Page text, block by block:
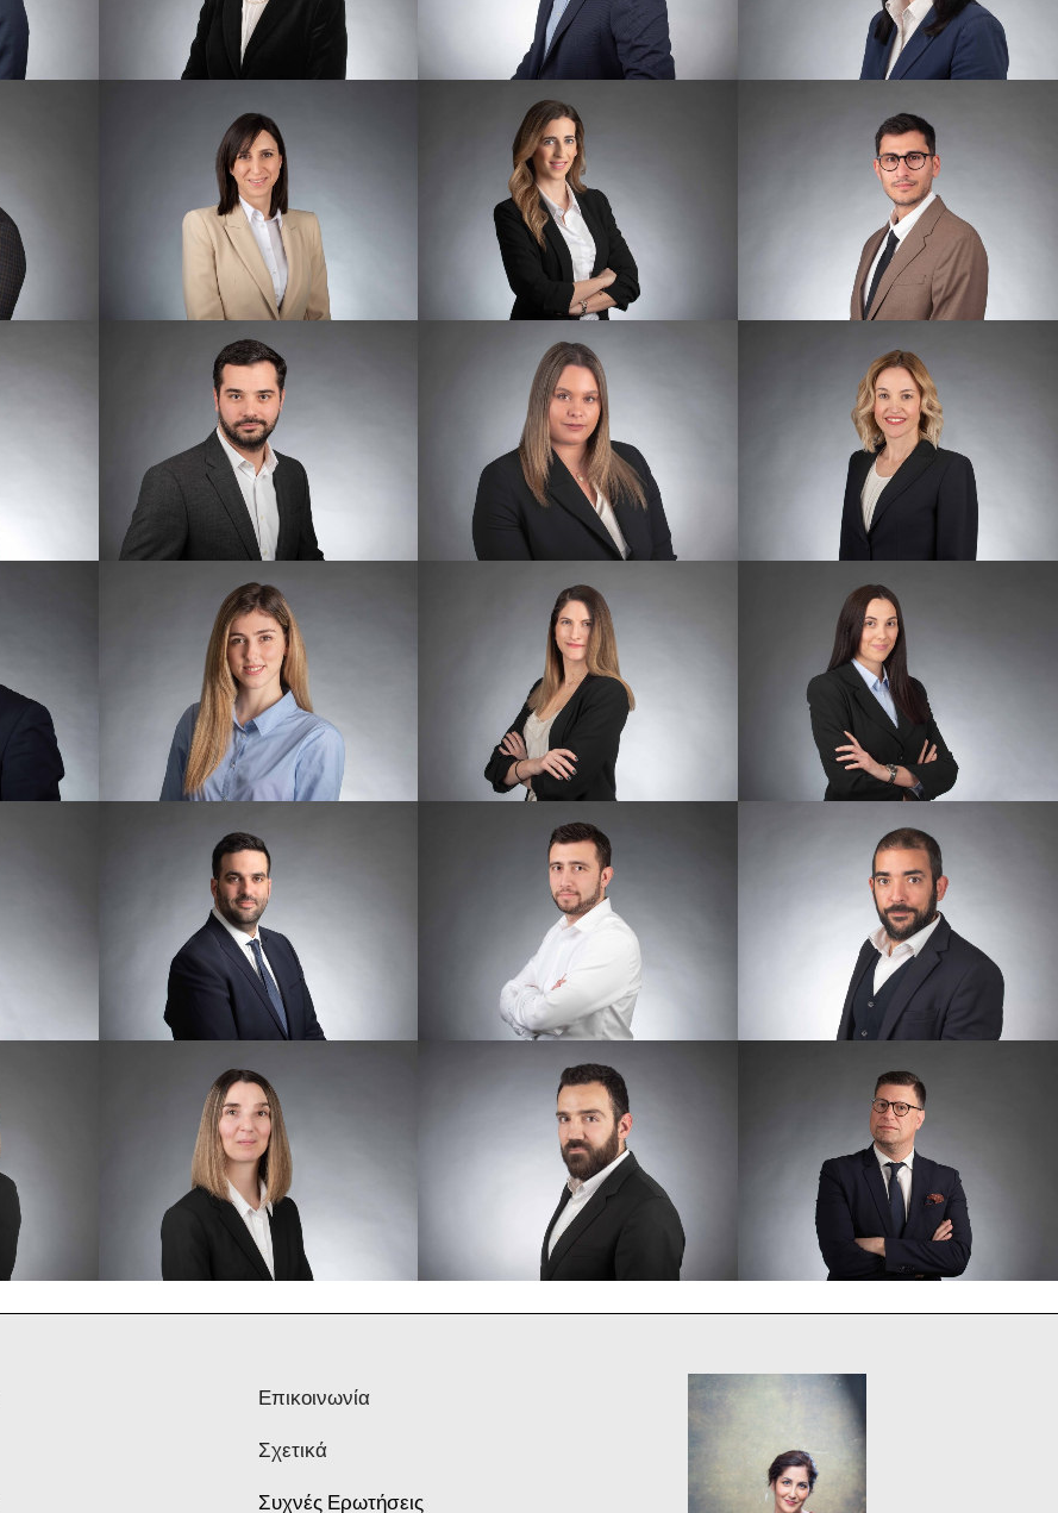
Επικοινωνία
Σχετικά
Συχνές Ερωτήσεις